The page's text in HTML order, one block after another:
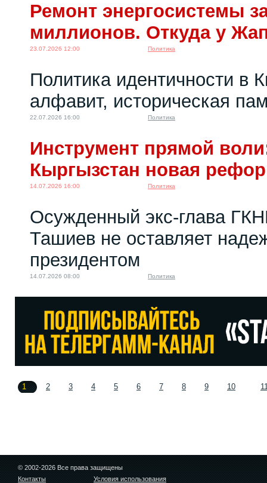
Ремонт энергосистемы
миллионов. Откуда у
23.07.2026 12:00 Политика
Политика идентичности в
алфавит, историческая
22.07.2026 16:00 Политика
Инструмент прямой
Кыргызстан новая
14.07.2026 16:00 Политика
Осужденный экс-глава
Ташиев не оставляет
президентом
14.07.2026 08:00 Политика
1 2 3 4 5 6 7 8 9 10
© 2002-2026 Все права защищены
Контакты
Условия использования